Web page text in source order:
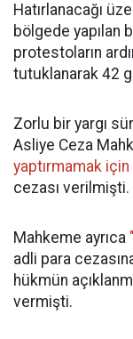
Hatırlanacağı
bölgede yapılan
protestoların
tutuklanarak 42
Zorlu bir yargı
Asliye Ceza
yaptırmamak
cezası verilmişti.
Mahkeme ayrıca
adli para
hükmün
vermişti.